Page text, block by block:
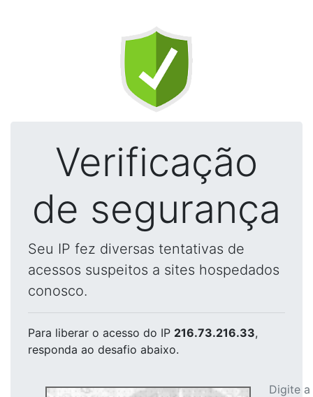
Verificação
de segurança
Seu IP fez diversas tentativas de
acessos suspeitos a sites hospedados
conosco.
Para liberar o acesso do IP 216.73.216.33,
responda ao desafio abaixo.
Digite